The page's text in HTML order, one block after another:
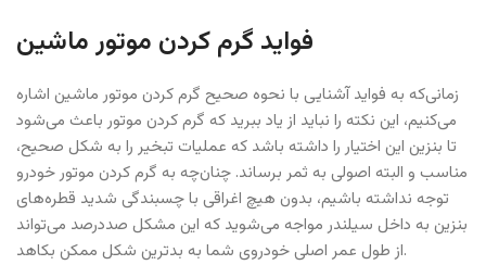
فواید گرم کردن موتور ماشین
زمانی‌که به فواید آشنایی با نحوه صحیح گرم کردن موتور ماشین اشاره
می‌کنیم، این نکته را نباید از یاد ببرید که گرم کردن موتور باعث می‌شود
تا بنزین این اختیار را داشته باشد که عملیات تبخیر را به شکل صحیح،
مناسب و البته اصولی به ثمر برساند. چنان‌چه به گرم کردن موتور خودرو
توجه نداشته باشیم، بدون هیچ اغراقی با چسبندگی شدید قطره‌های
بنزین به داخل سیلندر مواجه می‌شوید که این مشکل صددرصد می‌تواند
از طول عمر اصلی خودروی شما به بدترین شکل ممکن بکاهد.